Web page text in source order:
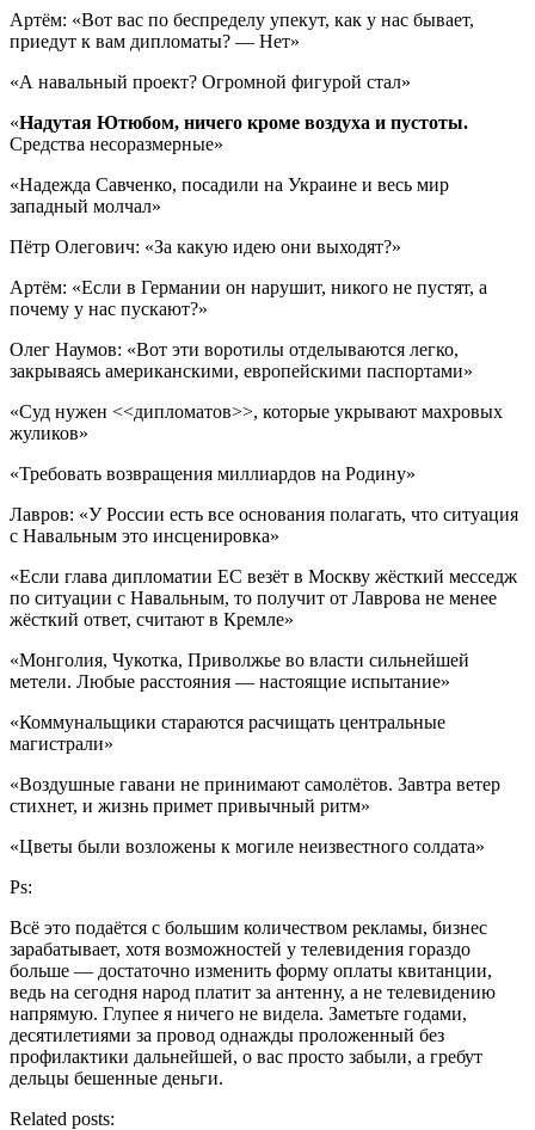
Артём: «Вот вас по беспределу упекут, как у нас бывает,
приедут к вам дипломаты? — Нет»
«А навальный проект? Огромной фигурой стал»
«Надутая Ютюбом, ничего кроме воздуха и пустоты.
Средства несоразмерные»
«Надежда Савченко, посадили на Украине и весь мир
западный молчал»
Пётр Олегович: «За какую идею они выходят?»
Артём: «Если в Германии он нарушит, никого не пустят, а
почему у нас пускают?»
Олег Наумов: «Вот эти воротилы отделываются легко,
закрываясь американскими, европейскими паспортами»
«Суд нужен <<дипломатов>>, которые укрывают махровых
жуликов»
«Требовать возвращения миллиардов на Родину»
Лавров: «У России есть все основания полагать, что ситуация
с Навальным это инсценировка»
«Если глава дипломатии ЕС везёт в Москву жёсткий месседж
по ситуации с Навальным, то получит от Лаврова не менее
жёсткий ответ, считают в Кремле»
«Монголия, Чукотка, Приволжье во власти сильнейшей
метели. Любые расстояния — настоящие испытание»
«Коммунальщики стараются расчищать центральные
магистрали»
«Воздушные гавани не принимают самолётов. Завтра ветер
стихнет, и жизнь примет привычный ритм»
«Цветы были возложены к могиле неизвестного солдата»
Ps:
Всё это подаётся с большим количеством рекламы, бизнес
зарабатывает, хотя возможностей у телевидения гораздо
больше — достаточно изменить форму оплаты квитанции,
ведь на сегодня народ платит за антенну, а не телевидению
напрямую. Глупее я ничего не видела. Заметьте годами,
десятилетиями за провод однажды проложенный без
профилактики дальнейшей, о вас просто забыли, а гребут
дельцы бешенные деньги.
Related posts: